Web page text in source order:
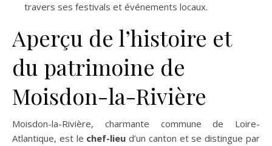
travers ses festivals et événements locaux.
Aperçu de l’histoire et
du patrimoine de
Moisdon-la-Rivière
Moisdon-la-Rivière, charmante commune de Loire-
Atlantique, est le chef-lieu d’un canton et se distingue par